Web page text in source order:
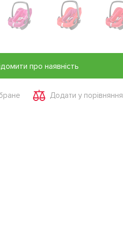
про наявність
Додати у порівняння